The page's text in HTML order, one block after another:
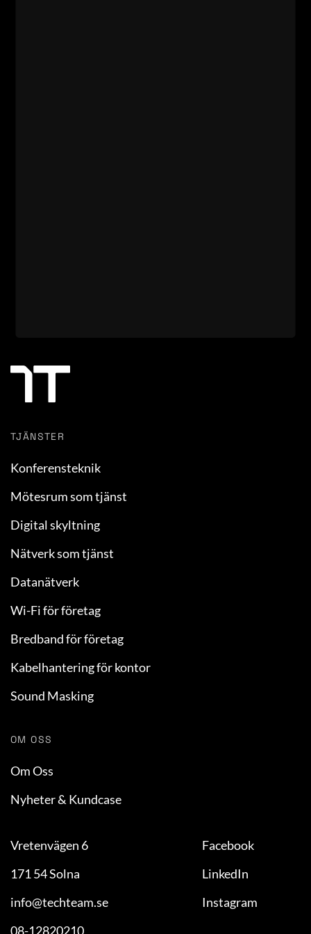
TJÄNSTER
Konferensteknik
Mötesrum som tjänst
Digital skyltning
Nätverk som tjänst
Datanätverk
Wi-Fi för företag
Bredband för företag
Kabelhantering för kontor
Sound Masking
OM OSS
Om Oss
Nyheter & Kundcase
Vretenvägen 6
171 54 Solna
info@techteam.se
08-12820210
Facebook
LinkedIn
Instagram